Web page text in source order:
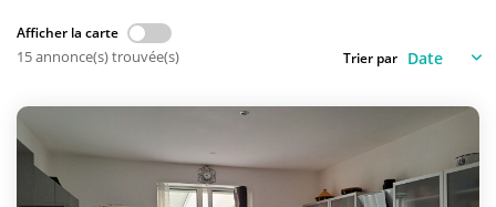
CONTACT
FNAIM
Afficher la carte
15 annonce(s) trouvée(s) Trier par